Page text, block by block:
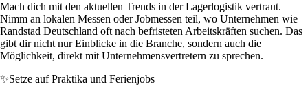
Mach dich mit den aktuellen Trends in der Lagerlogistik vertraut.
Nimm an lokalen Messen oder Jobmessen teil, wo Unternehmen wie
Randstad Deutschland oft nach befristeten Arbeitskräften suchen. Das
gibt dir nicht nur Einblicke in die Branche, sondern auch die
Möglichkeit, direkt mit Unternehmensvertretern zu sprechen.
✨Setze auf Praktika und Ferienjobs